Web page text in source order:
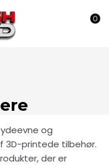
0
og
3D-printede tilbehør.
der er